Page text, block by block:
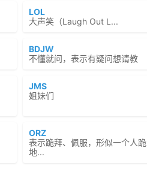
LOL
大声笑（Laugh Out L...
BDJW
不懂就问，表示有疑问想请教
JMS
姐妹们
ORZ
表示跪拜、佩服，形似一个人跪
地...